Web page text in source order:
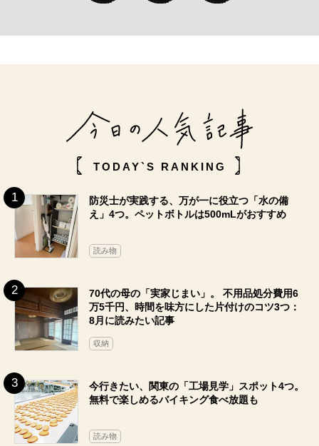
TODAY`S RANKING
防災士が実践する、万が一に役立つ「水の備
え」4つ。ペットボトルは500mLがおすすめ
読み物
70代の母の「実家じまい」。 不用品処分費用6
万5千円、時間を味方にした片付けのコツ3つ：
8月に読みたい記事
収納
今行きたい、関東の「工場見学」スポット4つ。
無料で楽しめるバイキング食べ放題も
読み物